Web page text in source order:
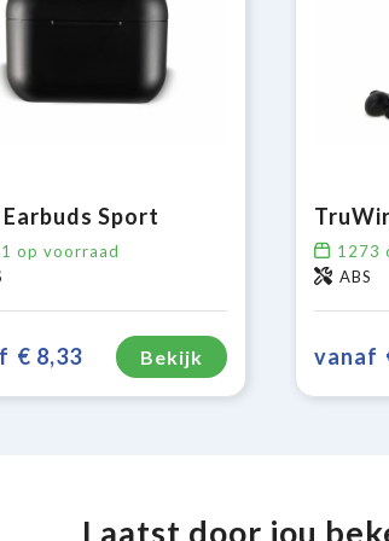
Sport
op voorraad
€ 8,33 Bekijk
1273
ABS
vanaf
Laatst door jou